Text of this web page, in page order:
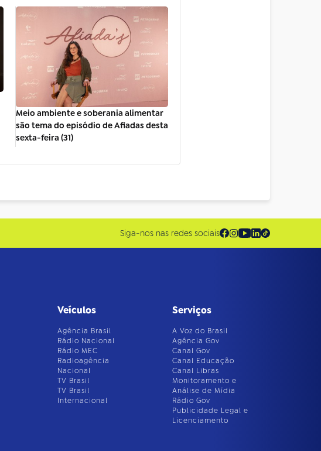
Meio ambiente e soberania alimentar
são tema do episódio de Afiadas desta
sexta-feira (31)
Siga-nos nas redes sociais
Veículos
Agência Brasil
Rádio Nacional
Rádio MEC
Radioagência
Nacional
TV Brasil
TV Brasil
Internacional
Serviços
A Voz do Brasil
Agência Gov
Canal Gov
Canal Educação
Canal Libras
Monitoramento e
Análise de Mídia
Rádio Gov
Publicidade Legal e
Licenciamento